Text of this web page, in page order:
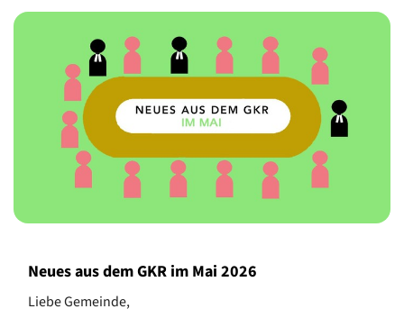
Neues aus dem GKR im Mai 2026
Liebe Gemeinde,